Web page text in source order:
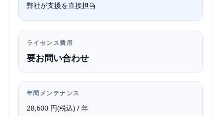
弊社が支援を直接担当
ライセンス費用
要お問い合わせ
年間メンテナンス
28,600 円(税込) / 年